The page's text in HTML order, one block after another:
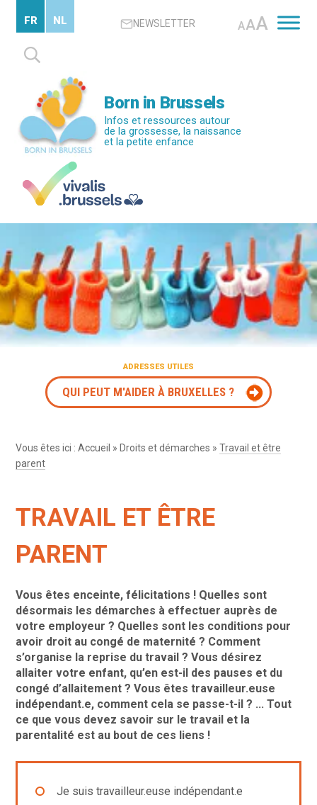
contenu
principal
NEWSLETTER AAA
Rechercher :
FR NL
Born in Brussels
Infos et ressources autour
de la grossesse, la naissance
et la petite enfance
ADRESSES UTILES
QUI PEUT M'AIDER À BRUXELLES ?
Vous êtes ici :Accueil » Droits et démarches »Travail et être
parent
TRAVAIL ET ÊTRE
PARENT
Vous êtes enceinte, félicitations ! Quelles sont
désormais les démarches à effectuer auprès de
votre employeur ? Quelles sont les conditions pour
avoir droit au congé de maternité ? Comment
s’organise la reprise du travail ? Vous désirez
allaiter votre enfant, qu’en est-il des pauses et du
congé d’allaitement ? Vous êtes travailleur.euse
indépendant.e, comment cela se passe-t-il ? ... Tout
ce que vous devez savoir sur le travail et la
parentalité est au bout de ces liens !
Je suis travailleur.euse indépendant.e